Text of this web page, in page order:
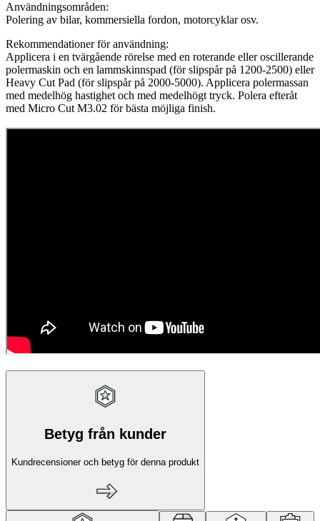
Användningsområden:
Polering av bilar, kommersiella fordon, motorcyklar osv.
Rekommendationer för användning:
Applicera i en tvärgående rörelse med en roterande eller oscillerande
polermaskin och en lammskinnspad (för slipspår på 1200-2500) eller
Heavy Cut Pad (för slipspår på 2000-5000). Applicera polermassan
med medelhög hastighet och med medelhögt tryck. Polera efteråt
med Micro Cut M3.02 för bästa möjliga finish.
Betyg från kunder
Kundrecensioner och betyg för denna produkt